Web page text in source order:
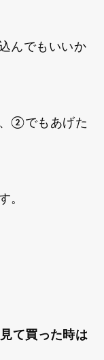
んでもいいか
②でもあげた
。
て買った時は